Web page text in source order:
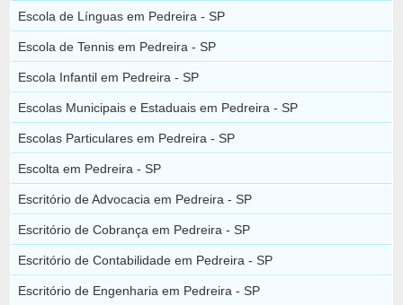
Escola de Línguas em Pedreira - SP
Escola de Tennis em Pedreira - SP
Escola Infantil em Pedreira - SP
Escolas Municipais e Estaduais em Pedreira - SP
Escolas Particulares em Pedreira - SP
Escolta em Pedreira - SP
Escritório de Advocacia em Pedreira - SP
Escritório de Cobrança em Pedreira - SP
Escritório de Contabilidade em Pedreira - SP
Escritório de Engenharia em Pedreira - SP